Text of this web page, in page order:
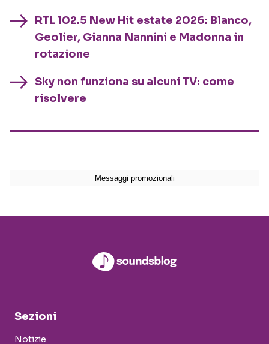
RTL 102.5 New Hit estate 2026: Blanco,
Geolier, Gianna Nannini e Madonna in
rotazione
Sky non funziona su alcuni TV: come
risolvere
Sezioni
Notizie